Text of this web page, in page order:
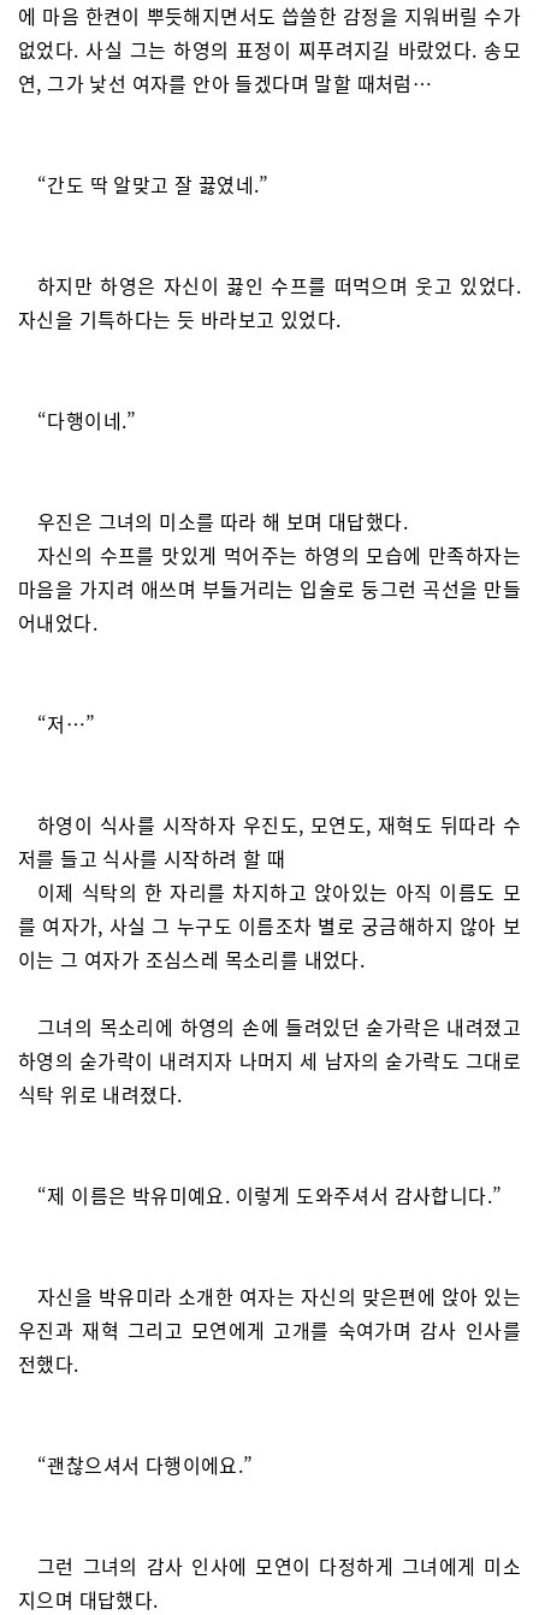
에 마음 한켠이 뿌듯해지면서도 씁쓸한 감정을 지워버릴 수가
없었다. 사실 그는 하영의 표정이 찌푸려지길 바랐었다. 송모
연, 그가 낯선 여자를 안아 들겠다며 말할 때처럼…
“간도 딱 알맞고 잘 끓였네.”
하지만 하영은 자신이 끓인 수프를 떠먹으며 웃고 있었다.
자신을 기특하다는 듯 바라보고 있었다.
“다행이네.”
우진은 그녀의 미소를 따라 해 보며 대답했다.
자신의 수프를 맛있게 먹어주는 하영의 모습에 만족하자는
마음을 가지려 애쓰며 부들거리는 입술로 둥그런 곡선을 만들
어내었다.
“저…”
하영이 식사를 시작하자 우진도, 모연도, 재혁도 뒤따라 수
저를 들고 식사를 시작하려 할 때
이제 식탁의 한 자리를 차지하고 앉아있는 아직 이름도 모
를 여자가, 사실 그 누구도 이름조차 별로 궁금해하지 않아 보
이는 그 여자가 조심스레 목소리를 내었다.
그녀의 목소리에 하영의 손에 들려있던 숟가락은 내려졌고
하영의 숟가락이 내려지자 나머지 세 남자의 숟가락도 그대로
식탁 위로 내려졌다.
“제 이름은 박유미예요. 이렇게 도와주셔서 감사합니다.”
자신을 박유미라 소개한 여자는 자신의 맞은편에 앉아 있는
우진과 재혁 그리고 모연에게 고개를 숙여가며 감사 인사를
전했다.
“괜찮으셔서 다행이에요.”
그런 그녀의 감사 인사에 모연이 다정하게 그녀에게 미소
지으며 대답했다.